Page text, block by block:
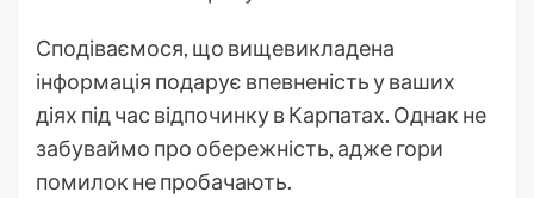
Сподіваємося, що вищевикладена
інформація подарує впевненість у ваших
діях під час відпочинку в Карпатах. Однак не
забуваймо про обережність, адже гори
помилок не пробачають.